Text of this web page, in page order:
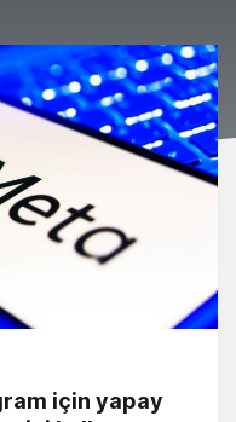
için yapay